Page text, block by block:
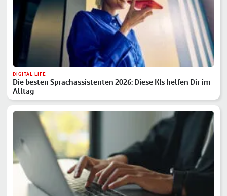
DIGITAL LIFE
Die besten Sprachassistenten 2026: Diese KIs helfen Dir im
Alltag